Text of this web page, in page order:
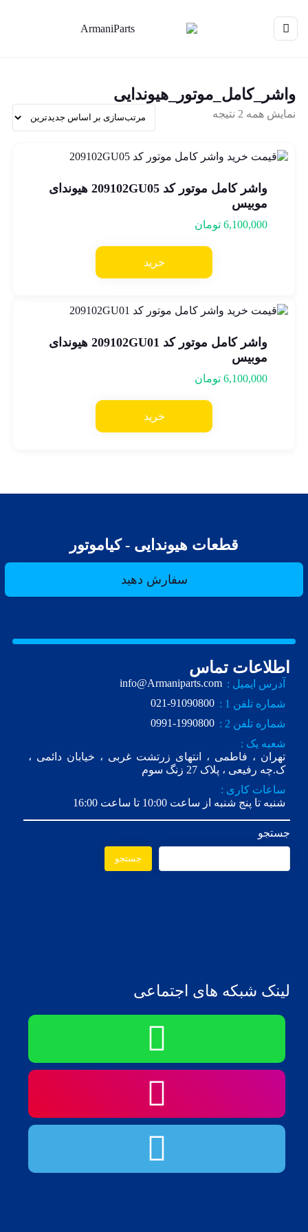
واشر_کامل_موتور_هیوندایی
نمایش همه 2 نتیجه
واشر کامل موتور کد 209102GU05 هیوندای
موبیس
6,100,000 تومان
خرید
واشر کامل موتور کد 209102GU01 هیوندای
موبیس
6,100,000 تومان
خرید
قطعات هیوندایی - کیاموتور
سفارش دهید
اطلاعات تماس
آدرس ایمیل : info@Armaniparts.com
شماره تلفن 1 :
021-91090800
شماره تلفن 2 :
0991-1990800
شعبه یک :
تهران ، فاطمی ، انتهای زرتشت غربی ، خیابان دائمی ،
ک.چه رفیعی ، پلاک 27 زنگ سوم
ساعات کاری :
شنبه تا پنج شنبه از ساعت 10:00 تا ساعت 16:00
جستجو
جستجو
لینک شبکه های اجتماعی